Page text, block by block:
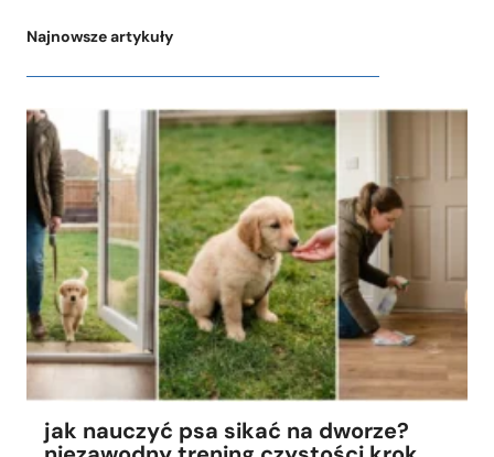
Najnowsze artykuły
jak nauczyć psa sikać na dworze?